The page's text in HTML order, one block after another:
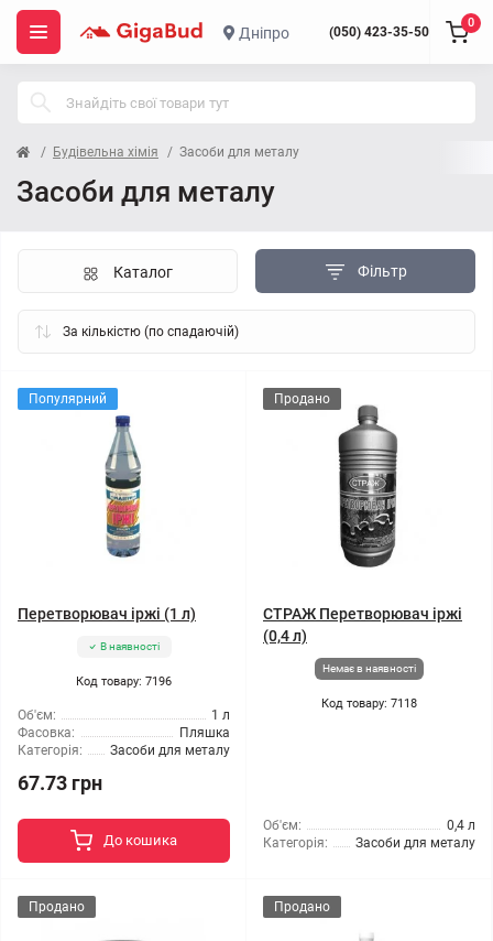
Дніпро (050) 423-35-50
0
Будівельна хімія Засоби для металу
Засоби для металу
Фільтр
Каталог
Популярний
Перетворювач іржі (1 л)
В наявності
Код товару: 7196
Об'єм:
1 л
Фасовка:
Пляшка
Категорія:
Засоби для металу
67.73 грн
До кошика
Продано
СТРАЖ Перетворювач іржі
(0,4 л)
Немає в наявності
Код товару: 7118
Об'єм:
0,4 л
Категорія:
Засоби для металу
Продано Продано